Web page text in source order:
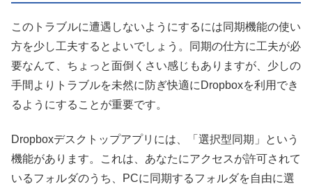
このトラブルに遭遇しないようにするには同期機能の使い
方を少し工夫するとよいでしょう。同期の仕方に工夫が必
要なんて、ちょっと面倒くさい感じもありますが、 少しの
手間より トラブルを未然に防ぎ快適にDropboxを利用でき
るようにすることが重要です。
Dropboxデスクトップアプリには、「 選択型同期 」という
機能があります。これは、あなたにアクセスが許可されて
いるフォルダのうち、PCに同期するフォルダを自由に選